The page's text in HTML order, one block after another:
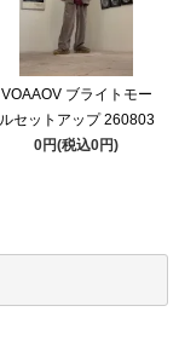
VOAAOV ブライトモー
ルセットアップ 260803
0円(税込0円)